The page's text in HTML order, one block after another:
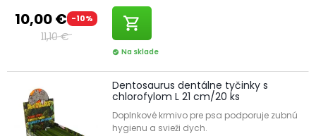
10,00 € -10%
11,10 €
shopping_cart
check_circle Na sklade
Dentosaurus dentálne tyčinky s
chlorofylom L 21 cm/20 ks
Doplnkové krmivo pre psa podporuje zubnú
hygienu a svieži dych.